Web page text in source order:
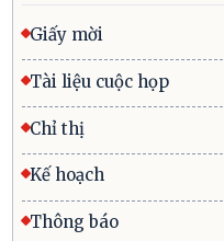
Giấy mời
Tài liệu cuộc họp
Chỉ thị
Kế hoạch
Thông báo